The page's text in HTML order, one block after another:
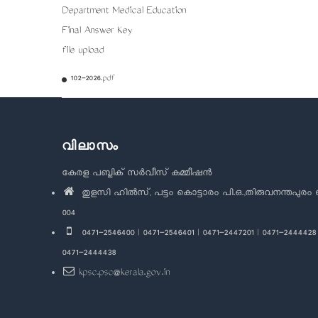
Department Medical Education
Final Answer Key
file upload
102-2026.pdf
വിലാസം
കേരള പബ്ലിക് സർവീസ് കമ്മീഷൻ
തുളസി ഹിൽസ്, പട്ടം കൊട്ടാരം പി.ഒ.,തിരുവനന്തപുരം
004
0471-2546400 | 0471-2546401 | 0471-2447201 | 0471-
0471-2444438
kpsc.psc@kerala.gov.in